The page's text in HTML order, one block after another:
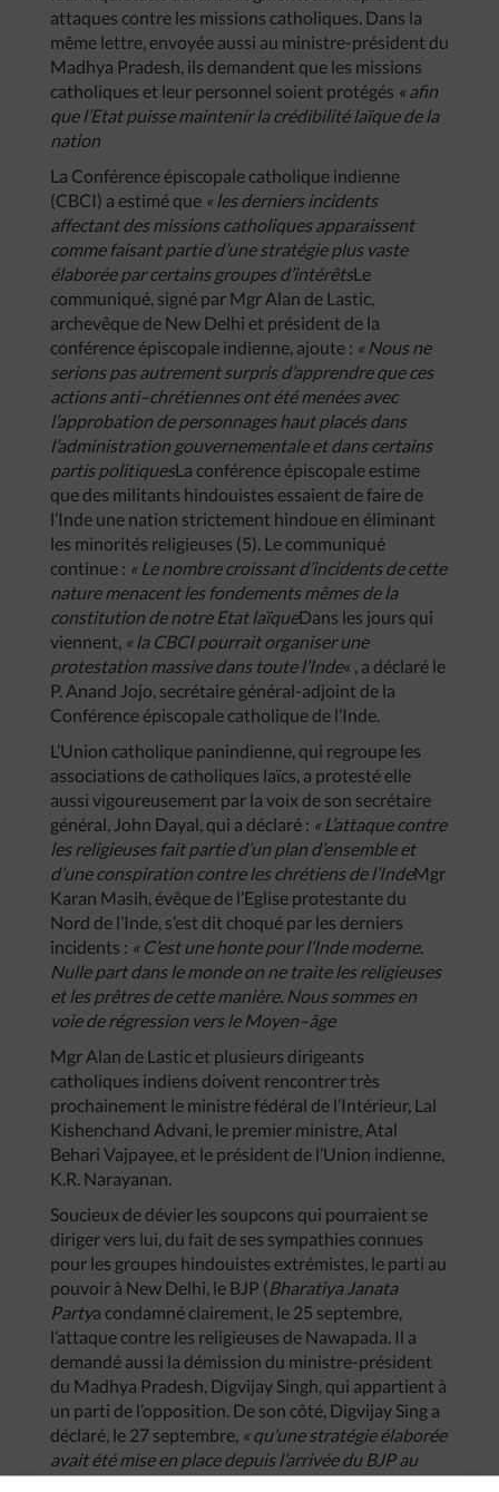
attaques contre les missions catholiques. Dans la
même lettre, envoyée aussi au ministre-président du
Madhya Pradesh, ils demandent que les missions
catholiques et leur personnel soient protégés «afin
que l’Etatpuissemaintenirlacrédibilité laïquede la
nation
La Conférence épiscopale catholique indienne
(CBCI) a estimé que « lesderniers incidents
affectantdesmissionscatholiquesapparaissent
comme faisantpartied’unestratégieplus vaste
élaboréeparcertains groupesd’intérêtsLe
communiqué, signé par Mgr Alan de Lastic,
archevêque de New Delhi et président de la
conférence épiscopale indienne, ajoute : « Nousne
serionspasautrementsurprisd’apprendrequeces
actionsanti–chrétiennesontétémenéesavec
l’approbation depersonnageshautplacésdans
l’administration gouvernementaleetdanscertains
partispolitiquesLa conférence épiscopale estime
que des militants hindouistes essaient de faire de
l’Inde une nation strictement hindoue en éliminant
les minorités religieuses (5). Le communiqué
continue : « Lenombrecroissantd’incidentsdecette
naturemenacent les fondementsmêmesde la
constitution denotre Etat laïqueDans les jours qui
viennent, « la CBCIpourraitorganiserune
protestation massivedans toute l’Inde« , a déclaré le
P. Anand Jojo, secrétaire général-adjoint de la
Conférence épiscopale catholique de l’Inde.
L’Union catholique panindienne, qui regroupe les
associations de catholiques laïcs, a protesté elle
aussi vigoureusement par la voix de son secrétaire
général, John Dayal, qui a déclaré : « L’attaquecontre
lesreligieuses faitpartied’un plan d’ensembleet
d’uneconspiration contre leschrétiensde l’IndeMgr
Karan Masih, évêque de l’Eglise protestante du
Nord de l’Inde, s’est dit choqué par les derniers
incidents : « C’est unehontepourl’Indemoderne.
Nullepartdans lemondeon ne traite lesreligieuses
et lesprêtresdecettemanière. Noussommesen
voiederégression vers le Moyen–âge
Mgr Alan de Lastic et plusieurs dirigeants
catholiques indiens doivent rencontrer très
prochainement le ministre fédéral de l’Intérieur, Lal
Kishenchand Advani, le premier ministre, Atal
Behari Vajpayee, et le président de l’Union indienne,
K.R. Narayanan.
Soucieux de dévier les soupcons qui pourraient se
diriger vers lui, du fait de ses sympathies connues
pour les groupes hindouistes extrémistes, le parti au
pouvoir à New Delhi, le BJP (Bharatiya Janata
Partya condamné clairement, le 25 septembre,
l’attaque contre les religieuses de Nawapada. Il a
demandé aussi la démission du ministre-président
du Madhya Pradesh, Digvijay Singh, qui appartient à
un parti de l’opposition. De son côté, Digvijay Sing a
déclaré, le 27 septembre, «qu’unestratégieélaborée
avaitétémiseen placedepuis l’arrivéedu BJPau
pouvoirpours’enprendreauscentresmissionnaires